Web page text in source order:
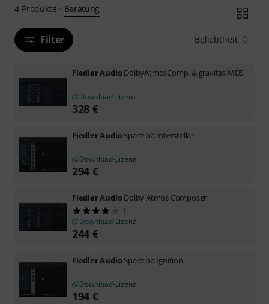
4 Produkte · Beratung
Filter Beliebtheit
Fiedler AudioDolbyAtmosComp. & gravitas MDS
Download-Lizenz
328 €
Fiedler AudioSpacelab Interstellar
Download-Lizenz
294 €
Fiedler AudioDolby Atmos Composer
1
Download-Lizenz
244 €
Fiedler AudioSpacelab Ignition
Download-Lizenz
194 €